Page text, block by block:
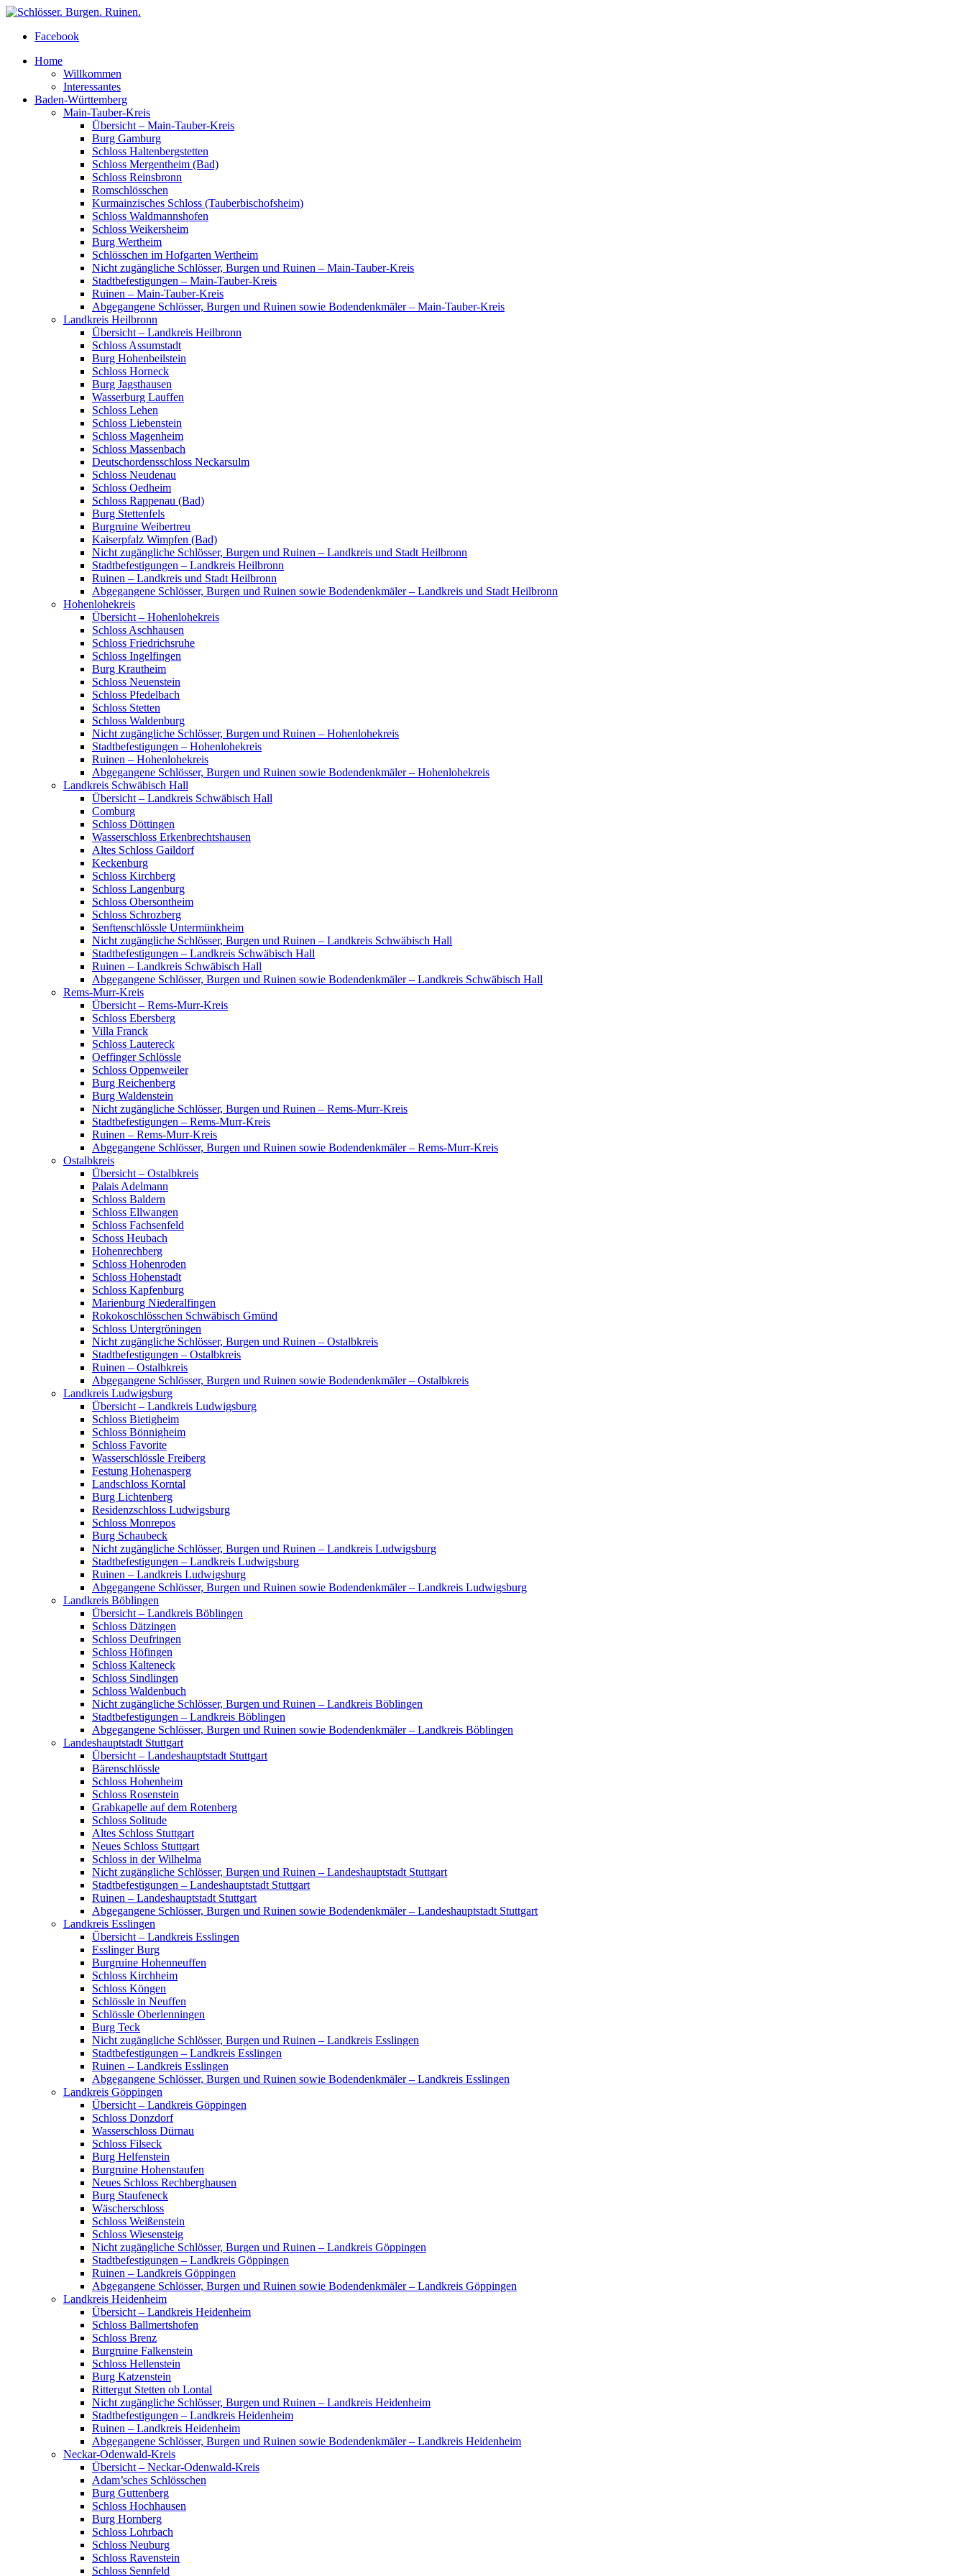
Facebook
Home
Willkommen
Interessantes
Baden-Württemberg
Main-Tauber-Kreis
Übersicht – Main-Tauber-Kreis
Burg Gamburg
Schloss Haltenbergstetten
Schloss Mergentheim (Bad)
Schloss Reinsbronn
Romschlösschen
Kurmainzisches Schloss (Tauberbischofsheim)
Schloss Waldmannshofen
Schloss Weikersheim
Burg Wertheim
Schlösschen im Hofgarten Wertheim
Nicht zugängliche Schlösser, Burgen und Ruinen – Main-Tauber-Kreis
Stadtbefestigungen – Main-Tauber-Kreis
Ruinen – Main-Tauber-Kreis
Abgegangene Schlösser, Burgen und Ruinen sowie Bodendenkmäler – Main-Tauber-Kreis
Landkreis Heilbronn
Übersicht – Landkreis Heilbronn
Schloss Assumstadt
Burg Hohenbeilstein
Schloss Horneck
Burg Jagsthausen
Wasserburg Lauffen
Schloss Lehen
Schloss Liebenstein
Schloss Magenheim
Schloss Massenbach
Deutschordensschloss Neckarsulm
Schloss Neudenau
Schloss Oedheim
Schloss Rappenau (Bad)
Burg Stettenfels
Burgruine Weibertreu
Kaiserpfalz Wimpfen (Bad)
Nicht zugängliche Schlösser, Burgen und Ruinen – Landkreis und Stadt Heilbronn
Stadtbefestigungen – Landkreis Heilbronn
Ruinen – Landkreis und Stadt Heilbronn
Abgegangene Schlösser, Burgen und Ruinen sowie Bodendenkmäler – Landkreis und Stadt Heilbronn
Hohenlohekreis
Übersicht – Hohenlohekreis
Schloss Aschhausen
Schloss Friedrichsruhe
Schloss Ingelfingen
Burg Krautheim
Schloss Neuenstein
Schloss Pfedelbach
Schloss Stetten
Schloss Waldenburg
Nicht zugängliche Schlösser, Burgen und Ruinen – Hohenlohekreis
Stadtbefestigungen – Hohenlohekreis
Ruinen – Hohenlohekreis
Abgegangene Schlösser, Burgen und Ruinen sowie Bodendenkmäler – Hohenlohekreis
Landkreis Schwäbisch Hall
Übersicht – Landkreis Schwäbisch Hall
Comburg
Schloss Döttingen
Wasserschloss Erkenbrechtshausen
Altes Schloss Gaildorf
Keckenburg
Schloss Kirchberg
Schloss Langenburg
Schloss Obersontheim
Schloss Schrozberg
Senftenschlössle Untermünkheim
Nicht zugängliche Schlösser, Burgen und Ruinen – Landkreis Schwäbisch Hall
Stadtbefestigungen – Landkreis Schwäbisch Hall
Ruinen – Landkreis Schwäbisch Hall
Abgegangene Schlösser, Burgen und Ruinen sowie Bodendenkmäler – Landkreis Schwäbisch Hall
Rems-Murr-Kreis
Übersicht – Rems-Murr-Kreis
Schloss Ebersberg
Villa Franck
Schloss Lautereck
Oeffinger Schlössle
Schloss Oppenweiler
Burg Reichenberg
Burg Waldenstein
Nicht zugängliche Schlösser, Burgen und Ruinen – Rems-Murr-Kreis
Stadtbefestigungen – Rems-Murr-Kreis
Ruinen – Rems-Murr-Kreis
Abgegangene Schlösser, Burgen und Ruinen sowie Bodendenkmäler – Rems-Murr-Kreis
Ostalbkreis
Übersicht – Ostalbkreis
Palais Adelmann
Schloss Baldern
Schloss Ellwangen
Schloss Fachsenfeld
Schoss Heubach
Hohenrechberg
Schloss Hohenroden
Schloss Hohenstadt
Schloss Kapfenburg
Marienburg Niederalfingen
Rokokoschlösschen Schwäbisch Gmünd
Schloss Untergröningen
Nicht zugängliche Schlösser, Burgen und Ruinen – Ostalbkreis
Stadtbefestigungen – Ostalbkreis
Ruinen – Ostalbkreis
Abgegangene Schlösser, Burgen und Ruinen sowie Bodendenkmäler – Ostalbkreis
Landkreis Ludwigsburg
Übersicht – Landkreis Ludwigsburg
Schloss Bietigheim
Schloss Bönnigheim
Schloss Favorite
Wasserschlössle Freiberg
Festung Hohenasperg
Landschloss Korntal
Burg Lichtenberg
Residenzschloss Ludwigsburg
Schloss Monrepos
Burg Schaubeck
Nicht zugängliche Schlösser, Burgen und Ruinen – Landkreis Ludwigsburg
Stadtbefestigungen – Landkreis Ludwigsburg
Ruinen – Landkreis Ludwigsburg
Abgegangene Schlösser, Burgen und Ruinen sowie Bodendenkmäler – Landkreis Ludwigsburg
Landkreis Böblingen
Übersicht – Landkreis Böblingen
Schloss Dätzingen
Schloss Deufringen
Schloss Höfingen
Schloss Kalteneck
Schloss Sindlingen
Schloss Waldenbuch
Nicht zugängliche Schlösser, Burgen und Ruinen – Landkreis Böblingen
Stadtbefestigungen – Landkreis Böblingen
Abgegangene Schlösser, Burgen und Ruinen sowie Bodendenkmäler – Landkreis Böblingen
Landeshauptstadt Stuttgart
Übersicht – Landeshauptstadt Stuttgart
Bärenschlössle
Schloss Hohenheim
Schloss Rosenstein
Grabkapelle auf dem Rotenberg
Schloss Solitude
Altes Schloss Stuttgart
Neues Schloss Stuttgart
Schloss in der Wilhelma
Nicht zugängliche Schlösser, Burgen und Ruinen – Landeshauptstadt Stuttgart
Stadtbefestigungen – Landeshauptstadt Stuttgart
Ruinen – Landeshauptstadt Stuttgart
Abgegangene Schlösser, Burgen und Ruinen sowie Bodendenkmäler – Landeshauptstadt Stuttgart
Landkreis Esslingen
Übersicht – Landkreis Esslingen
Esslinger Burg
Burgruine Hohenneuffen
Schloss Kirchheim
Schloss Köngen
Schlössle in Neuffen
Schlössle Oberlenningen
Burg Teck
Nicht zugängliche Schlösser, Burgen und Ruinen – Landkreis Esslingen
Stadtbefestigungen – Landkreis Esslingen
Ruinen – Landkreis Esslingen
Abgegangene Schlösser, Burgen und Ruinen sowie Bodendenkmäler – Landkreis Esslingen
Landkreis Göppingen
Übersicht – Landkreis Göppingen
Schloss Donzdorf
Wasserschloss Dürnau
Schloss Filseck
Burg Helfenstein
Burgruine Hohenstaufen
Neues Schloss Rechberghausen
Burg Staufeneck
Wäscherschloss
Schloss Weißenstein
Schloss Wiesensteig
Nicht zugängliche Schlösser, Burgen und Ruinen – Landkreis Göppingen
Stadtbefestigungen – Landkreis Göppingen
Ruinen – Landkreis Göppingen
Abgegangene Schlösser, Burgen und Ruinen sowie Bodendenkmäler – Landkreis Göppingen
Landkreis Heidenheim
Übersicht – Landkreis Heidenheim
Schloss Ballmertshofen
Schloss Brenz
Burgruine Falkenstein
Schloss Hellenstein
Burg Katzenstein
Rittergut Stetten ob Lontal
Nicht zugängliche Schlösser, Burgen und Ruinen – Landkreis Heidenheim
Stadtbefestigungen – Landkreis Heidenheim
Ruinen – Landkreis Heidenheim
Abgegangene Schlösser, Burgen und Ruinen sowie Bodendenkmäler – Landkreis Heidenheim
Neckar-Odenwald-Kreis
Übersicht – Neckar-Odenwald-Kreis
Adam’sches Schlösschen
Burg Guttenberg
Schloss Hochhausen
Burg Hornberg
Schloss Lohrbach
Schloss Neuburg
Schloss Ravenstein
Schloss Sennfeld